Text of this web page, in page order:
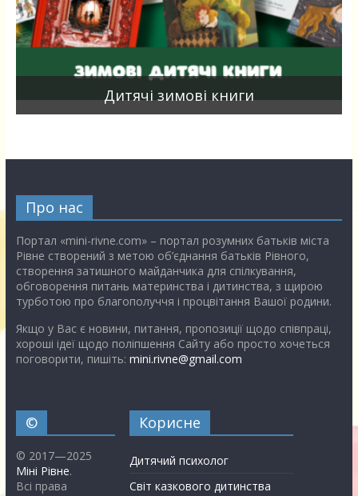
Дитячі зимові книги
Про нас
Портал «mini-rivne.com» – портал розумних батьків міста
Рівне створений з метою об’єднання батьків Рівного,
створення затишного майданчика для спілкування,
обговорення питань материнства і дитинства, з щирою
турботою про благополуччя і процвітання Вашої родини.
Якщо у Вас є новини, питання, пропозиції щодо співпраці,
хороші ідеї щодо поліпшення Сайту або просто хочеться
поговорити, пишіть: mini.rivne@gmail.com
©
© 2017—2025
Міні Рівне.
Всі права
Корисне
Дитячий психолог
Світ казкового дитинства